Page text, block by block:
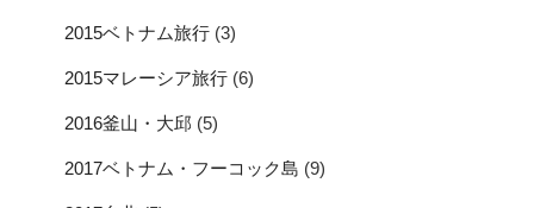
2015ベトナム旅行 (3)
2015マレーシア旅行 (6)
2016釜山・大邱 (5)
2017ベトナム・フーコック島 (9)